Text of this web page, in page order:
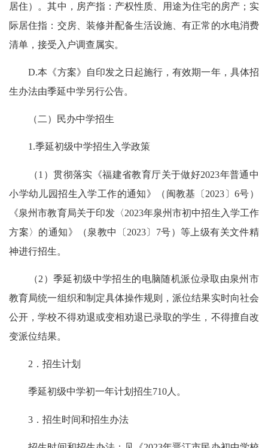
居住）。其中，房产指：产权性质、用途为住宅的房产；实
际居住指：交房、装修并配备生活设施、有正常的水电消费
清单，接受入户调查属实。
D.本《方案》自印发之日起施行，有效期一年，具体招
生办法由季延中学另行公告。
（二）民办中学招生
1.季延初级中学招生入学政策
（1）贯彻落实《福建省教育厅关于做好2023年普通中
小学幼儿园招生入学工作的通知》（闽教基〔2023〕6号）
《泉州市教育局关于印发〈2023年泉州市初中招生入学工作
方案〉的通知》（泉教中〔2023〕7号）等上级有关文件精
神进行招生。
（2）季延初级中学招生的电脑随机派位录取由泉州市
教育局统一组织和制定具体操作规则，派位结果实时向社会
公开，学校不得劝退或变相劝退已录取的学生，不得擅自改
变派位结果。
2．招生计划
季延初级中学初一年计划招生710人。
3．招生时间和招生办法